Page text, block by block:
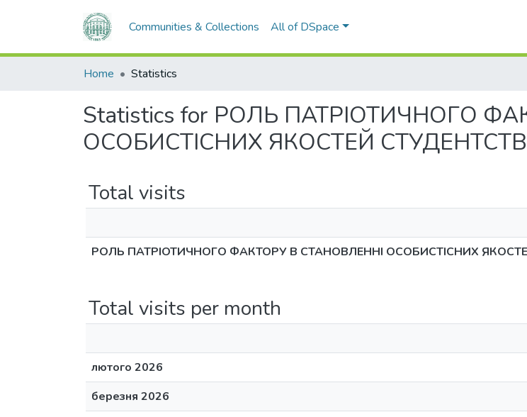
Communities & Collections All of DSpace
Home Statistics
Statistics for РОЛЬ ПАТРІОТИЧНОГО
ОСОБИСТІСНИХ ЯКОСТЕЙ
Total visits
РОЛЬ ПАТРІОТИЧНОГО ФАКТОРУ В СТАНОВЛЕННІ ОСОБИСТІСНИХ
Total visits per month
лютого 2026
березня 2026